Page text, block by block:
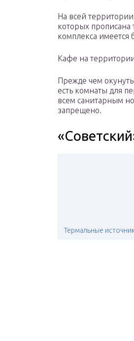
На всей
которых прописана
комплекса имеется
Кафе на
Прежде чем
есть комнаты для
всем санитарным
запрещено.
Термальные